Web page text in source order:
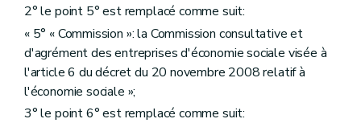
2° le point 5° est remplacé comme suit:
« 5° « Commission »: la Commission consultative et
d'agrément des entreprises d'économie sociale visée à
l'article 6 du décret du 20 novembre 2008 relatif à
l'économie sociale »;
3° le point 6° est remplacé comme suit: